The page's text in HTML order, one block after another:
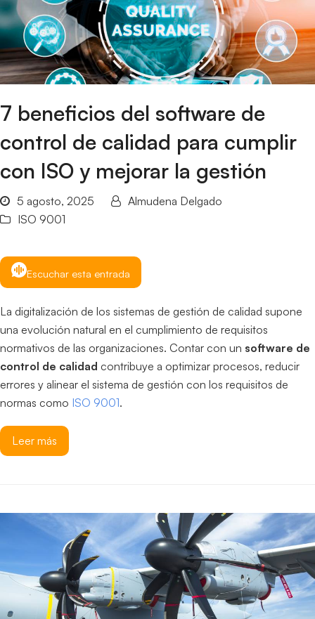
7 beneficios del software de
control de calidad para cumplir
con ISO y mejorar la gestión
5 agosto, 2025
Almudena Delgado
ISO 9001
Escuchar esta entrada
La digitalización de los sistemas de gestión de calidad supone
una evolución natural en el cumplimiento de requisitos
normativos de las organizaciones. Contar con un software de
control de calidad contribuye a optimizar procesos, reducir
errores y alinear el sistema de gestión con los requisitos de
normas como ISO 9001.
Leer más